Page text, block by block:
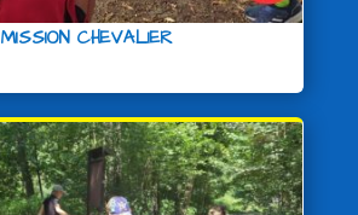
MISSION CHEVALIER